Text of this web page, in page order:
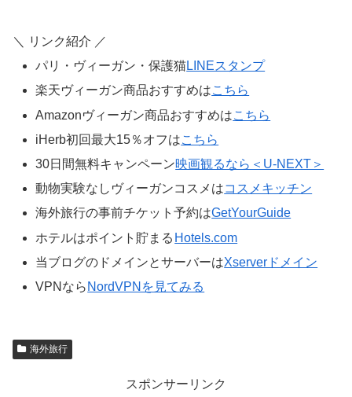
＼ リンク紹介 ／
パリ・ヴィーガン・保護猫LINEスタンプ
楽天ヴィーガン商品おすすめはこちら
Amazonヴィーガン商品おすすめはこちら
iHerb初回最大15％オフはこちら
30日間無料キャンペーン映画観るなら＜U-NEXT＞
動物実験なしヴィーガンコスメはコスメキッチン
海外旅行の事前チケット予約はGetYourGuide
ホテルはポイント貯まる Hotels.com
当ブログのドメインとサーバーはXserverドメイン
VPNなら NordVPNを見てみる
海外旅行
スポンサーリンク